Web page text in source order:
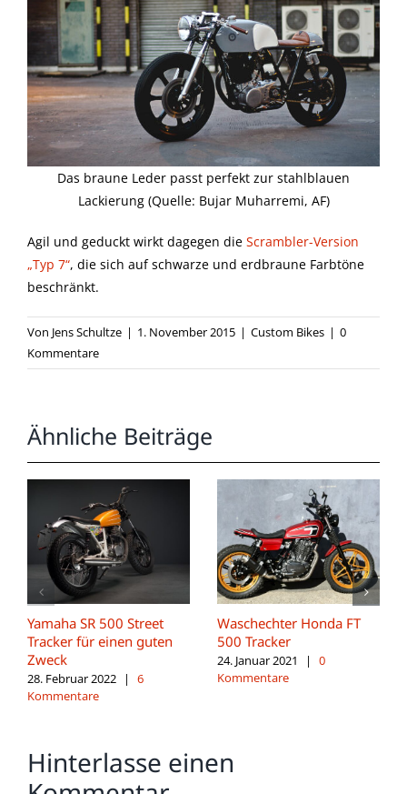
Das braune Leder passt perfekt zur stahlblauen
Lackierung (Quelle: Bujar Muharremi, AF)
Agil und geduckt wirkt dagegen die Scrambler-Version
„Typ 7“, die sich auf schwarze und erdbraune Farbtöne
beschränkt.
Von Jens Schultze | 1. November 2015 | Custom Bikes | 0
Kommentare
Ähnliche Beiträge
Yamaha SR 500 Street
Tracker für einen guten
Zweck
28. Februar 2022 |
6
Kommentare
Waschechter Honda FT
500 Tracker
24. Januar 2021 |
0
Kommentare
Hinterlasse einen